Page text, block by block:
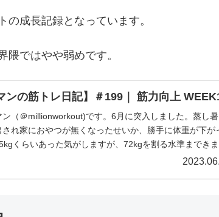
成長記録となっています。
隈ではやや弱めです。
ンの筋トレ日記】＃199｜ 筋力向上
ン（＠millionworkout)です。6月に突入しました。蒸し
れ家におやつが無くなったせいか、勝手に体重が下が
くらいあった気がしますが、72kgを割る水準まできま